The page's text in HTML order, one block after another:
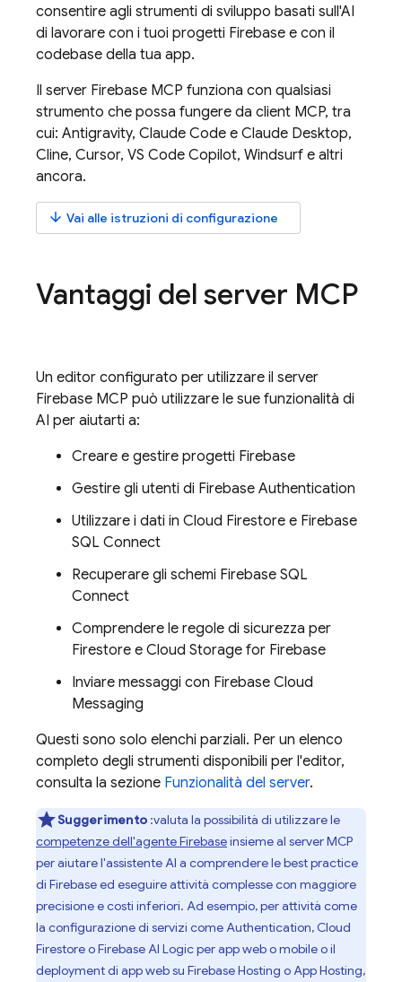
consentire agli strumenti di sviluppo basati sull'AI
di lavorare con i tuoi progetti Firebase e con il
codebase della tua app.
Il server Firebase MCP funziona con qualsiasi
strumento che possa fungere da client MCP, tra
cui: Antigravity, Claude Code e Claude Desktop,
Cline, Cursor, VS Code Copilot, Windsurf e altri
ancora.
arrow_downward Vai alle istruzioni di configurazione
Vantaggi del server MCP
Un editor configurato per utilizzare il server
Firebase MCP può utilizzare le sue funzionalità di
AI per aiutarti a:
Creare e gestire progetti Firebase
Gestire gli utenti di Firebase Authentication
Utilizzare i dati in Cloud Firestore e Firebase
SQL Connect
Recuperare gli schemi Firebase SQL
Connect
Comprendere le regole di sicurezza per
Firestore e Cloud Storage for Firebase
Inviare messaggi con Firebase Cloud
Messaging
Questi sono solo elenchi parziali. Per un elenco
completo degli strumenti disponibili per l'editor,
consulta la sezione Funzionalità del server.
Suggerimento :valuta la possibilità di utilizzare le
competenze dell'agente Firebaseinsieme al server MCP
per aiutare l'assistente AI a comprendere le best practice
di Firebase ed eseguire attività complesse con maggiore
precisione e costi inferiori. Ad esempio, per attività come
la configurazione di servizi comeAuthentication, Cloud
FirestoreoFirebase AI Logicper app web o mobile o il
deployment di app web su Firebase Hosting oApp Hosting,